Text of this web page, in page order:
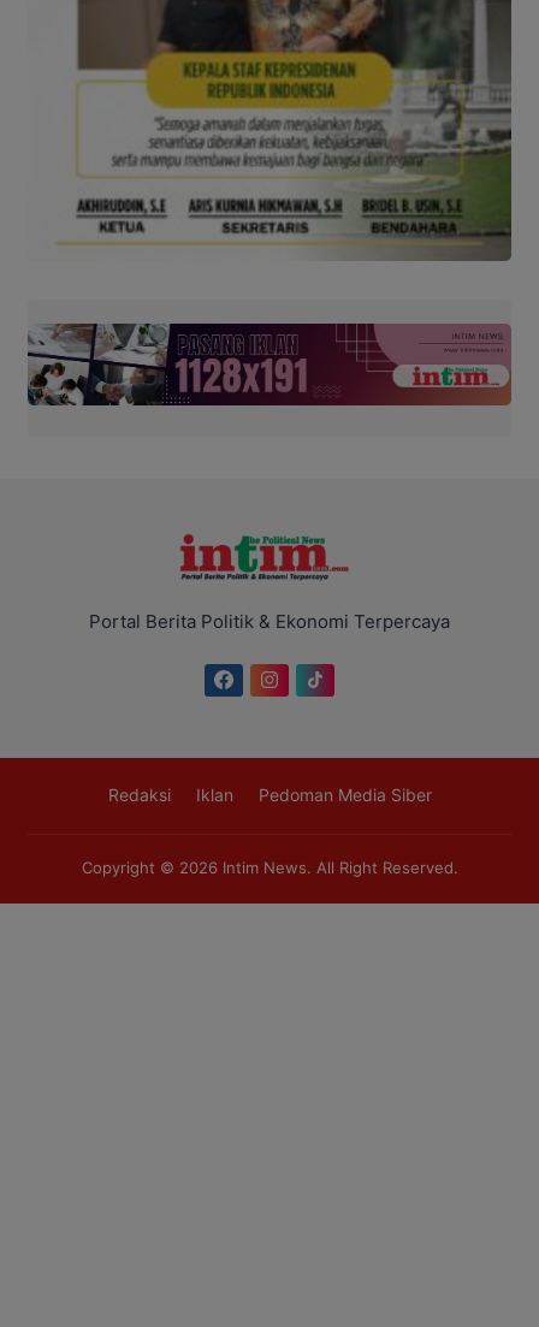
Portal Berita Politik & Ekonomi Terpercaya
Redaksi Iklan Pedoman Media Siber
Copyright © 2026 Intim News. All Right Reserved.